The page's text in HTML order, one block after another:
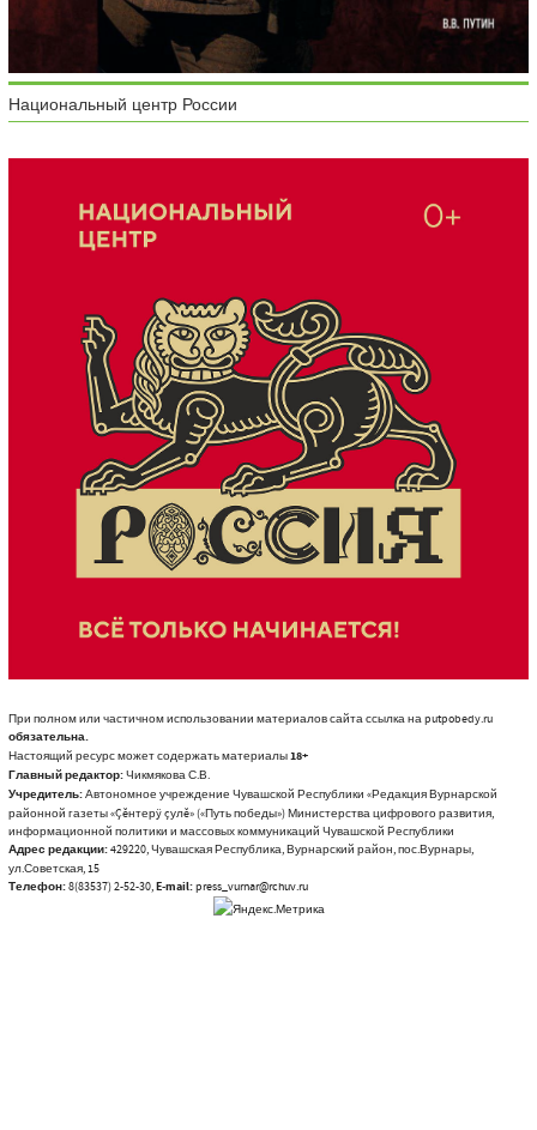
Национальный центр России
При полном или частичном использовании материалов сайта ссылка на putpobedy.ru
обязательна.
Настоящий ресурс может содержать материалы18+
Главный редактор:Чикмякова С.В.
Учредитель:Автономное учреждение Чувашской Республики «Редакция Вурнарской
районной газеты «Çĕнтерÿ çулĕ» («Путь победы») Министерства цифрового развития,
информационной политики и массовых коммуникаций Чувашской Республики
Адрес редакции:429220, Чувашская Республика, Вурнарский район, пос.Вурнары,
ул.Советская, 15
Телефон:8(83537) 2-52-30,E-mail:press_vurnar@rchuv.ru